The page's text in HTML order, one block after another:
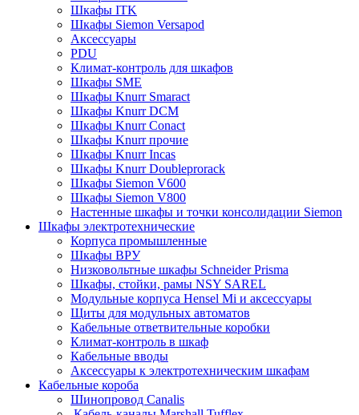
Шкафы ITK
Шкафы Siemon Versapod
Аксессуары
PDU
Климат-контроль для шкафов
Шкафы SME
Шкафы Knurr Smaract
Шкафы Knurr DCM
Шкафы Knurr Conact
Шкафы Knurr прочие
Шкафы Knurr Incas
Шкафы Knurr Doubleprorack
Шкафы Siemon V600
Шкафы Siemon V800
Настенные шкафы и точки консолидации Siemon
Шкафы электротехнические
Корпуса промышленные
Шкафы ВРУ
Низковольтные шкафы Schneider Prisma
Шкафы, стойки, рамы NSY SAREL
Модульные корпуса Hensel Mi и аксессуары
Щиты для модульных автоматов
Кабельные ответвительные коробки
Климат-контроль в шкаф
Кабельные вводы
Аксессуары к электротехническим шкафам
Кабельные короба
Шинопровод Canalis